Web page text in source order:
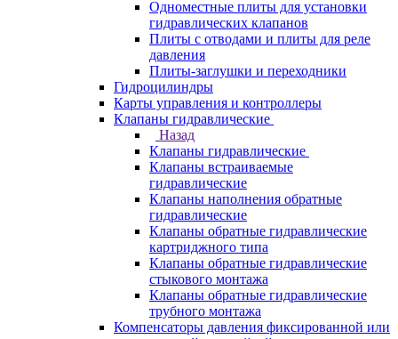
Одноместные плиты для установки
гидравлических клапанов
Плиты с отводами и плиты для реле
давления
Плиты-заглушки и переходники
Гидроцилиндры
Карты управления и контроллеры
Клапаны гидравлические
Назад
Клапаны гидравлические
Клапаны встраиваемые
гидравлические
Клапаны наполнения обратные
гидравлические
Клапаны обратные гидравлические
картриджного типа
Клапаны обратные гидравлические
стыкового монтажа
Клапаны обратные гидравлические
трубного монтажа
Компенсаторы давления фиксированной или